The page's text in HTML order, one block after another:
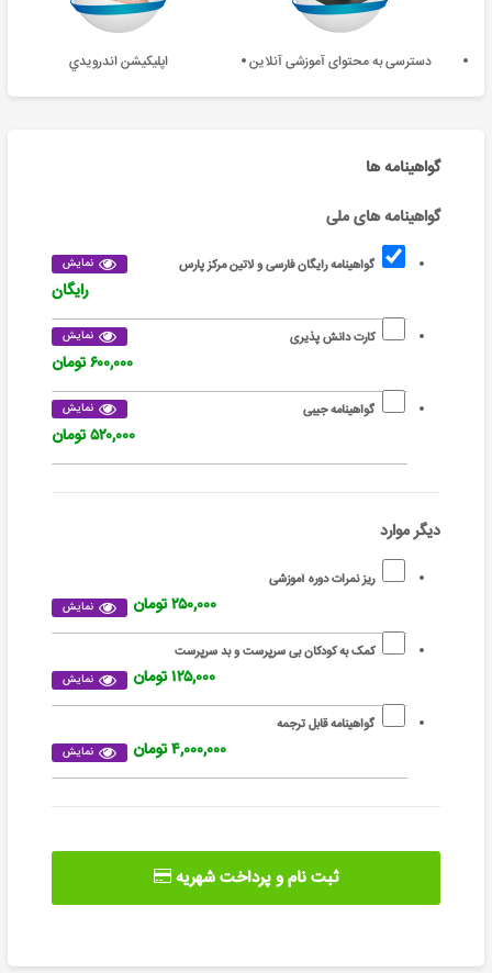
دسترسی به محتوای آموزشی آنلاین اپليکيشن اندرويدي
گواهینامه ها
گواهینامه های ملی
گواهینامه رایگان فارسی و لاتین مرکز پارس نمایش
رایگان
کارت دانش پذیری نمایش
۶۰۰,۰۰۰ تومان
گواهینامه جیبی نمایش
۵۲۰,۰۰۰ تومان
دیگر موارد
ریز نمرات دوره آموزشی
نمایش ۲۵۰,۰۰۰ تومان
کمک به کودکان بی سرپرست و بد سرپرست
نمایش ۱۲۵,۰۰۰ تومان
گواهینامه قابل ترجمه
نمایش ۴,۰۰۰,۰۰۰ تومان
ثبت نام و پرداخت شهریه